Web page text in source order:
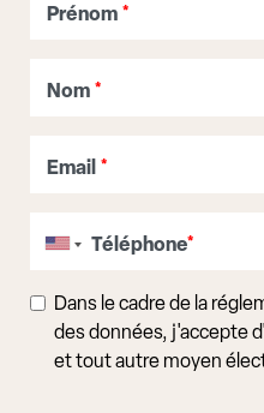
Prénom *
Nom *
Email *
Téléphone*
Dans le cadre de la
des données, j'accepte
et tout autre moyen